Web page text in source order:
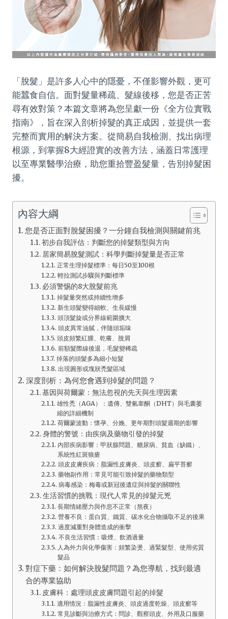
「脫髮」是許多人心中的隱憂，不僅影響外觀，更可
能蠶食自信。面對髮量稀疏、髮線後移，您是否正苦
尋有效對策？本篇文章將為您呈獻一份《全方位實戰
指南》，旨在深入剖析掉髮的真正成因，並提供一套
完整而實用的解決方案。從簡易自我檢測、找出病理
根源，到掌握8大經證實的改善方法，涵蓋日常護理
以至專業醫學治療，助您重拾豐盈髮量，告別掉髮困
擾。
內容大綱
您是否正面對脫髮困擾？一分鐘自我檢測與關鍵前兆
初步自我評估：判斷您的掉髮類型與方向
居家簡易脫髮測試：科學判斷掉髮量是否正常
正常生理掉髮標準：每日50至100根
輕拉測試步驟與判斷標準
必須警惕的8大脫髮前兆
掉髮量突然或持續性增多
新生頭髮變得細軟、生長緩慢
頭頂髮旋或分界線範圍擴大
頭皮異常油膩，伴隨頭垢味
頭皮頻繁紅腫、乾癢、脫屑
前額髮際線後退，毛髮變稀疏
掉落的頭髮多為細小短髮
出現圓形或塊狀禿髮區域
深度剖析：為何您會遇到掉髮的問題？
基因與荷爾蒙：無法忽視的先天與生理因素
雄性禿（AGA）：遺傳、雙氫睾酮（DHT）與毛囊萎
縮的詳細機制
荷爾蒙波動：懷孕、分娩、更年期對頭髮週期的影響
身體的警號：由疾病及藥物引發的掉髮
內部疾病影響：甲狀腺問題、糖尿病、貧血（缺鐵）、
系統性紅斑狼瘡
頭皮皮膚疾病：脂漏性皮膚炎、頭皮癬、扁平苔癬
藥物副作用：常見可能引致掉髮的藥物類型
病毒感染：梅毒或新冠後遺症與掉髮的關聯性
生活習慣的挑戰：現代人常見的掉髮元兇
長期情緒壓力與作息不正常（熬夜）
營養不良：蛋白質、鐵質、碳水化合物攝取不足的後果
過度減重對身體造成的衝擊
不良生活習慣：吸煙、飲酒過量
人為外力與化學傷害：頻繁染燙、過緊髮型、使用劣質
髮品
對症下藥：如何解決脫髮問題？為您導航，找到最適
合的專業協助
皮膚科：處理頭皮皮膚問題引起的掉髮
適用情況：脂漏性皮膚炎、頭皮過度乾燥、頭皮癬等
常見診斷與治療方式：問診、觀察頭皮、外用及口服藥